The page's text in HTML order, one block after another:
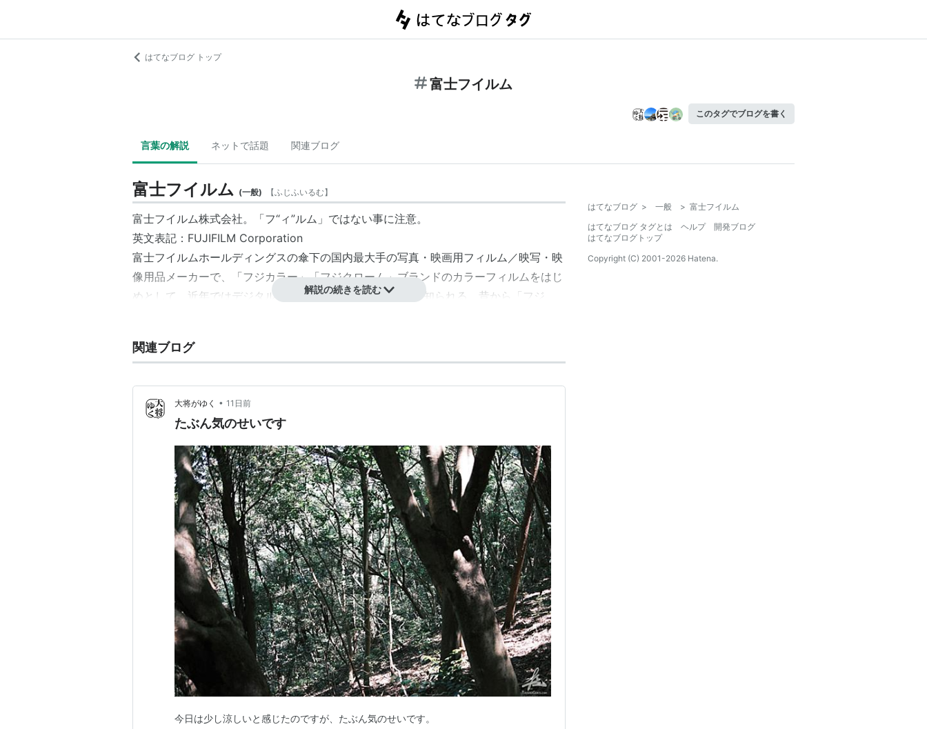
はてなブログ トップ
富士フイルム
このタグでブログを書く
言葉の解説 ネットで話題 関連ブログ
富士フイルム (一般) 【ふじふいるむ】
富士フイルム株式会社。「フ“ィ”ルム」ではない事に注意。
英文表記：FUJIFILM Corporation
富士フイルムホールディングスの傘下の国内最大手の写真・映画用フィルム／映写・映
像用品メーカーで、「フジカラー」「フジクローム」ブランドのカラーフィルムをはじ
めとして、近年ではデジタルカメラの「FinePix」などでも知られる。昔から「フジ
ラの開発・販売も手がけている（近年ではビデオカメラ方面に関しては撤退）。
んでいる。*1
近年は
化粧品事業にも進出（「
ム事業に関する売上高は会社全体の売上高の1割にも満たず、事実上化粧品事業が本業
となっている。
http://and-fujifilm.jp/内の「未来とFUJIFILM」より
解説の続きを読む
関連ブログ
大将がゆく • 11日前
たぶん気のせいです
今日は少し涼しいと感じたのですが、たぶん気のせいです。
はてなブログ > 一般 > 富士フイルム
はてなブログ タグとは
ヘルプ
開発ブログ
はてなブログトップ
Copyright (C) 2001-2026 Hatena.